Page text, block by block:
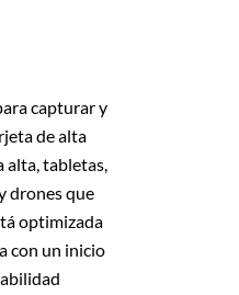
capturar y
de alta
alta, tabletas,
drones que
optimizada
con un inicio